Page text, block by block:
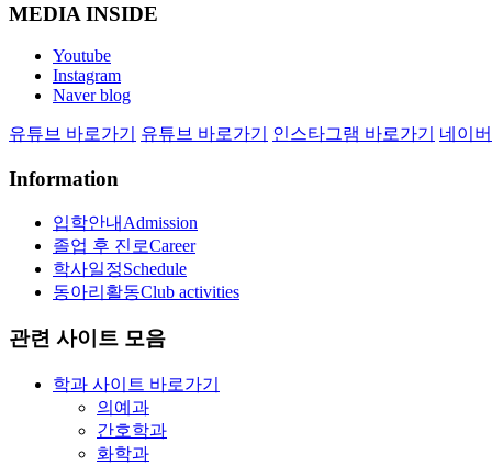
MEDIA INSIDE
Youtube
Instagram
Naver blog
유튜브 바로가기 유튜브 바로가기 인스타그램 바로가기 네이
Information
입학안내 Admission
졸업 후 진로Career
학사일정Schedule
동아리활동Club activities
관련 사이트 모음
학과 사이트 바로가기
의예과
간호학과
화학과